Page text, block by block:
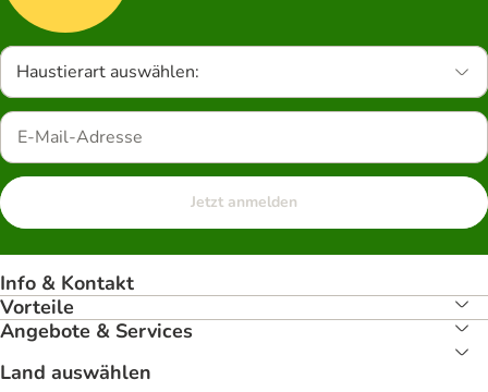
Haustierart auswählen:
Jetzt anmelden
Info & Kontakt
Vorteile
Angebote & Services
Land auswählen